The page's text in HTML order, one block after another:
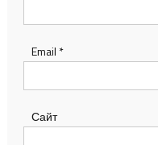
Email *
Сайт